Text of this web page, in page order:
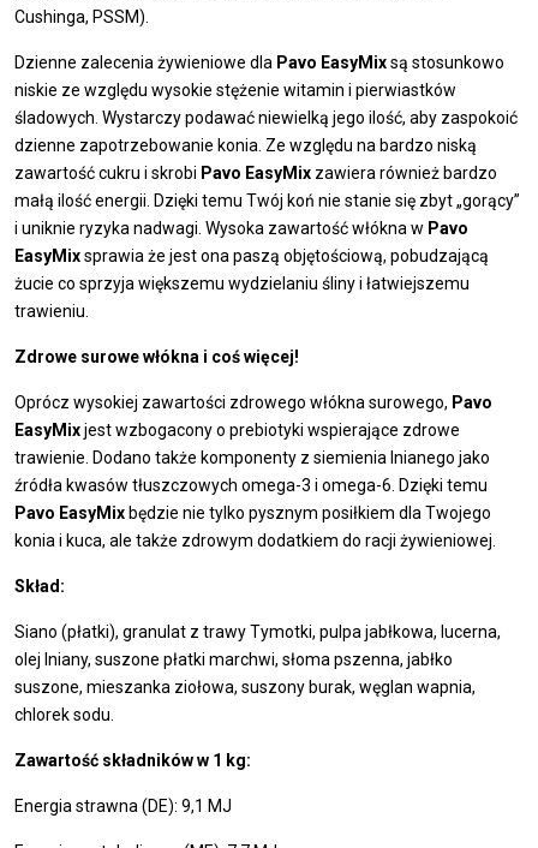
Cushinga, PSSM).
Dzienne zalecenia żywieniowe dla Pavo EasyMixsą stosunkowo
niskie ze względu wysokie stężenie witamin i pierwiastków
śladowych. Wystarczy podawać niewielką jego ilość, aby zaspokoić
dzienne zapotrzebowanie konia. Ze względu na bardzo niską
zawartość cukru i skrobi Pavo EasyMix zawiera również bardzo
małą ilość energii. Dzięki temu Twój koń nie stanie się zbyt „gorący”
i uniknie ryzyka nadwagi. Wysoka zawartość włókna w Pavo
EasyMixsprawia że jest ona paszą objętościową, pobudzającą
żucie co sprzyja większemu wydzielaniu śliny i łatwiejszemu
trawieniu.
Zdrowe surowe włókna i coś więcej!
Oprócz wysokiej zawartości zdrowego włókna surowego, Pavo
EasyMixjest wzbogacony o prebiotyki wspierające zdrowe
trawienie. Dodano także komponenty z siemienia lnianego jako
źródła kwasów tłuszczowych omega-3 i omega-6. Dzięki temu
Pavo EasyMix będzie nie tylko pysznym posiłkiem dla Twojego
konia i kuca, ale także zdrowym dodatkiem do racji żywieniowej.
Skład:
Siano (płatki), granulat z trawy Tymotki, pulpa jabłkowa, lucerna,
olej lniany, suszone płatki marchwi, słoma pszenna, jabłko
suszone, mieszanka ziołowa, suszony burak, węglan wapnia,
chlorek sodu.
Zawartość składników w 1 kg:
Energia strawna (DE): 9,1 MJ